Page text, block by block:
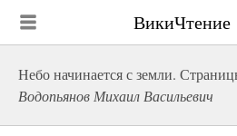
ВикиЧтение
Небо начинается с земли.
Водопьянов Михаил Васильевич